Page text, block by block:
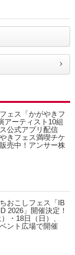
ェス「かがやきフ
アーティスト10組
公式アプリ配信
きフェス満喫チケ
売中！アンサー株
おこしフェス「IB
2026」開催決定！
・18日（日）、
ント広場で開催